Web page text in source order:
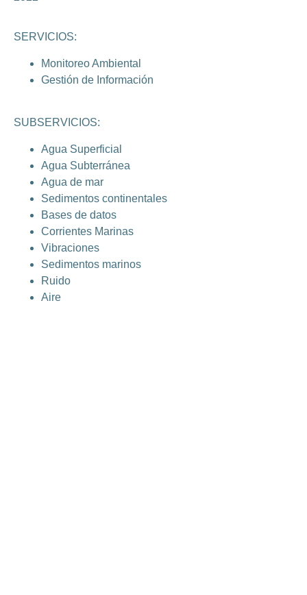
SERVICIOS:
Monitoreo Ambiental
Gestión de Información
SUBSERVICIOS:
Agua Superficial
Agua Subterránea
Agua de mar
Sedimentos continentales
Bases de datos
Corrientes Marinas
Vibraciones
Sedimentos marinos
Ruido
Aire